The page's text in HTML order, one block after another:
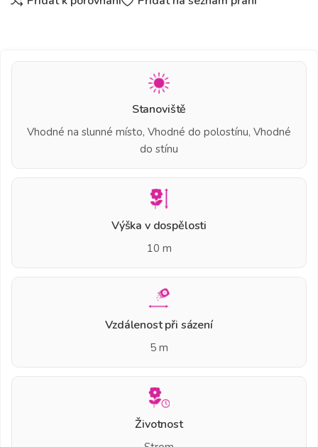
Stanoviště
Vhodné na slunné místo, Vhodné do polostínu, Vhodné
do stínu
Výška v dospělosti
10 m
Vzdálenost při sázení
5 m
Životnost